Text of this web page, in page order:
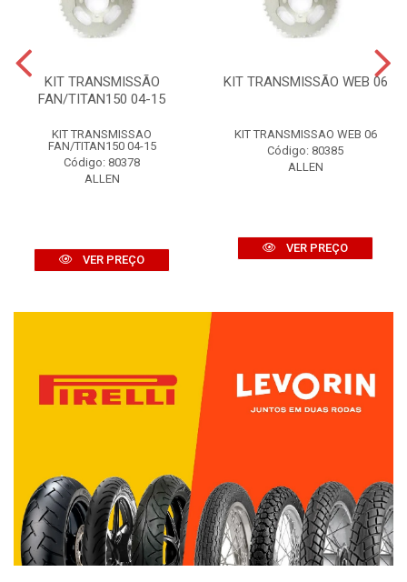
KIT TRANSMISSÃO
FAN/TITAN150 04-15
KIT TRANSMISSAO
FAN/TITAN150 04-15
Código: 80378
ALLEN
VER PREÇO
KIT TRANSMISSÃO WEB 06
KIT TRANSMISSAO WEB 06
Código: 80385
ALLEN
VER PREÇO